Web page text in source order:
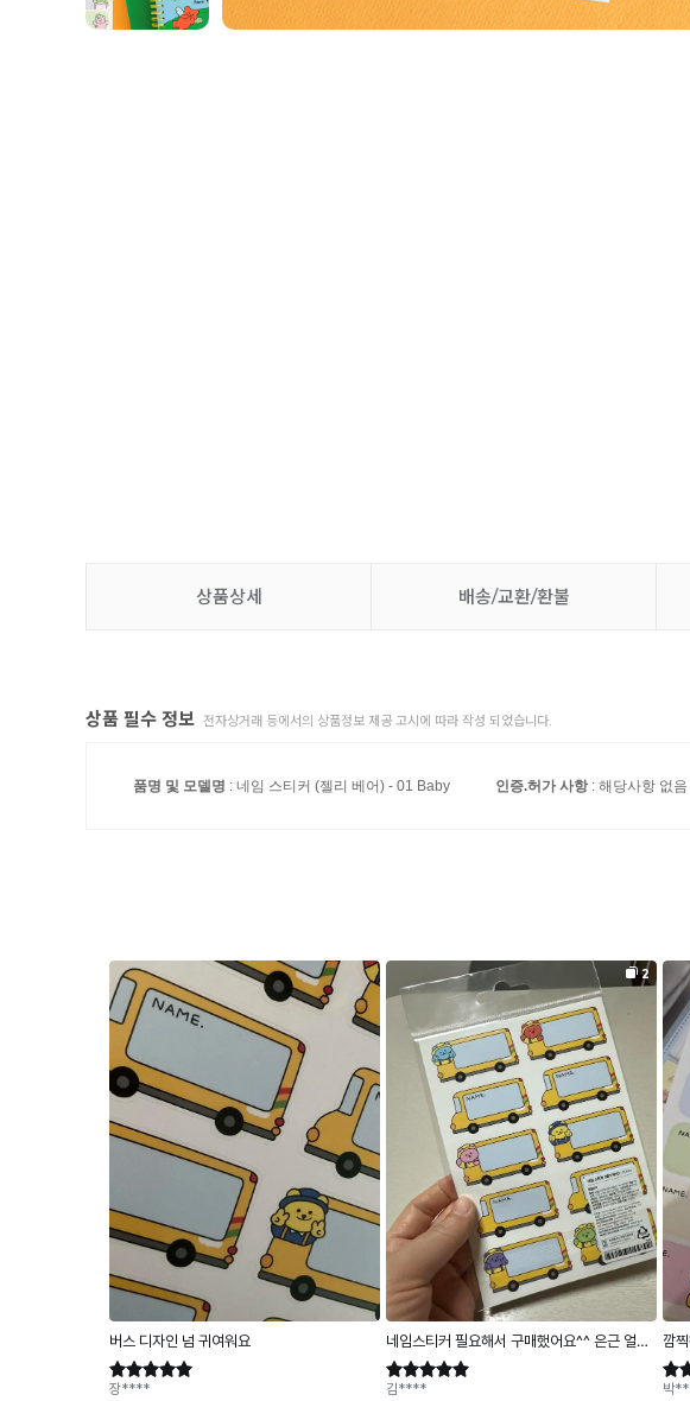
상품상세 배송/교환/환불
상품 필수 정보 전자상거래 등에서의 상품정보 제공 고시에 따라 작성 되었습니다.
품명 및 모델명 : 네임 스티커 (젤리 베어) - 01 Baby 인증.허가 사항: 해당사항 없음